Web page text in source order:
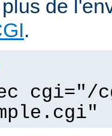
de
.
cgi="/